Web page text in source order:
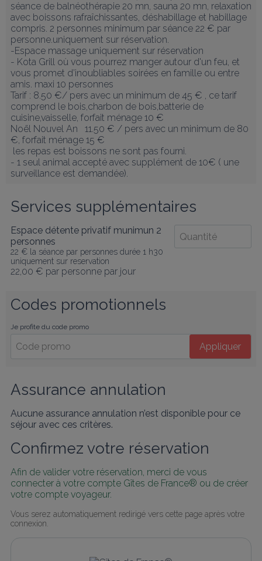
séance de balnéothérapie 20 mn, sauna 20 mn, relaxation
avec boissons rafraîchissantes, déshabillage et habillage
compris. 2 personnes minimum par séance 22 € par
personne.uniquement sur réservation.
-Espace massage uniquement sur réservation
- Kota Grill où vous pourrez manger autour d'un feu, et
vous promet d’inoubliables soirées en famille ou entre
amis. maxi 10 personnes
Tarif : 8.50 €/ pers avec un minimum de 45 € , ce tarif
comprend le bois,charbon de bois,batterie de
cuisine,vaisselle, forfait ménage 10 €
Noël Nouvel An   11.50 € / pers avec un minimum de 80
€, forfait ménage 15 €
- 1 seul animal accepté avec supplément de 10€ ( une
surveillance est demandée).
Services supplémentaires
Espace détente privatif munimun 2
personnes
22 € la séance par personnes durée 1 h30
uniquement sur reservation
22,00 € par personne par jour
Codes promotionnels
Je profite du code promo
Appliquer
Assurance annulation
Aucune assurance annulation n’est disponible pour ce
séjour avec ces critères.
Confirmez votre réservation
Afin de valider votre réservation, merci de vous
connecter à votre compte Gîtes de France® ou de créer
votre compte voyageur.
Vous serez automatiquement redirigé vers cette page après votre
connexion.